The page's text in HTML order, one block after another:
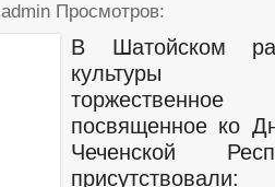
admin Просмотров:
В Шатойском
культуры
торжественное
посвященное ко
Чеченской